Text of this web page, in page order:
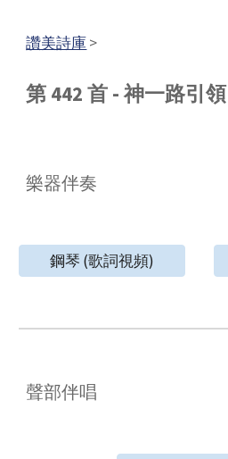
讚美詩庫>
第 442 首 - 神一路引領
樂器伴奏
鋼琴 (歌詞視頻)
聲部伴唱